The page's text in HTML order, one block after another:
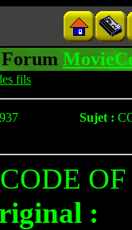
fils
Sujet :
CODE
: